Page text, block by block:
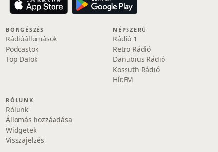
BÖNGÉSZÉS
Rádióállomások
Podcastok
Top Dalok
NÉPSZERŰ
Rádió 1
Retro Rádió
Danubius Rádió
Kossuth Rádió
Hír.FM
RÓLUNK
Rólunk
Állomás hozzáadása
Widgetek
Visszajelzés